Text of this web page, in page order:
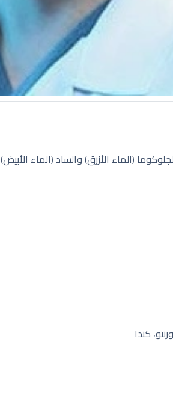
(الماء الأزرق) والساد (الماء الأبيض)
كندا